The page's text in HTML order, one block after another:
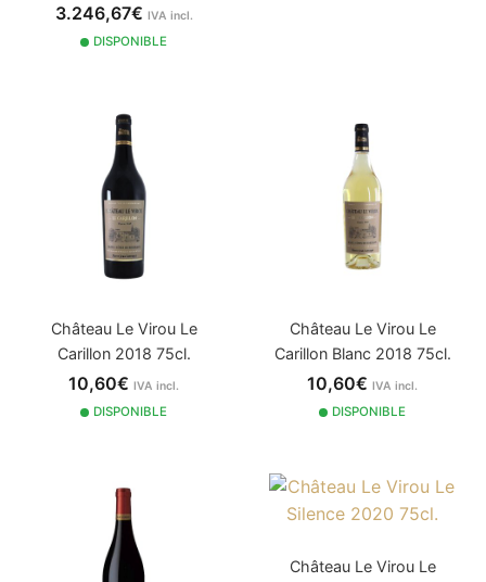
3.246,67€ IVA incl.
DISPONIBLE
Château Le Virou Le
Carillon 2018 75cl.
10,60€ IVA incl.
DISPONIBLE
Château Le Virou Le
Carillon Blanc 2018 75cl.
10,60€ IVA incl.
DISPONIBLE
Château Le Virou Le